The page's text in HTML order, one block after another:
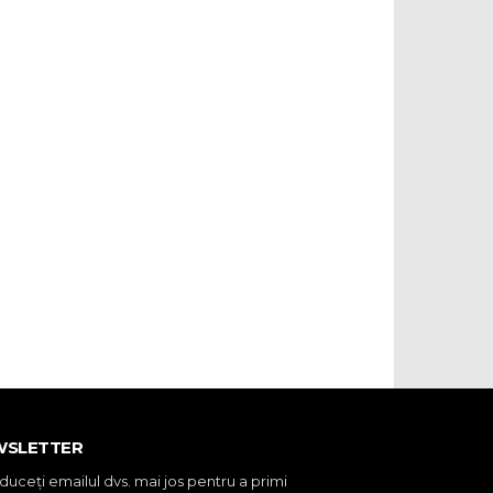
emailul dvs. mai jos pentru a primi